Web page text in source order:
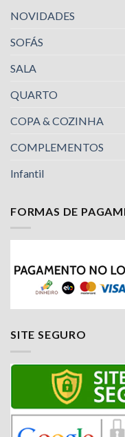
NOVIDADES
SOFÁS
SALA
QUARTO
COPA & COZINHA
COMPLEMENTOS
Infantil
FORMAS DE
SITE SEGURO
Nossa